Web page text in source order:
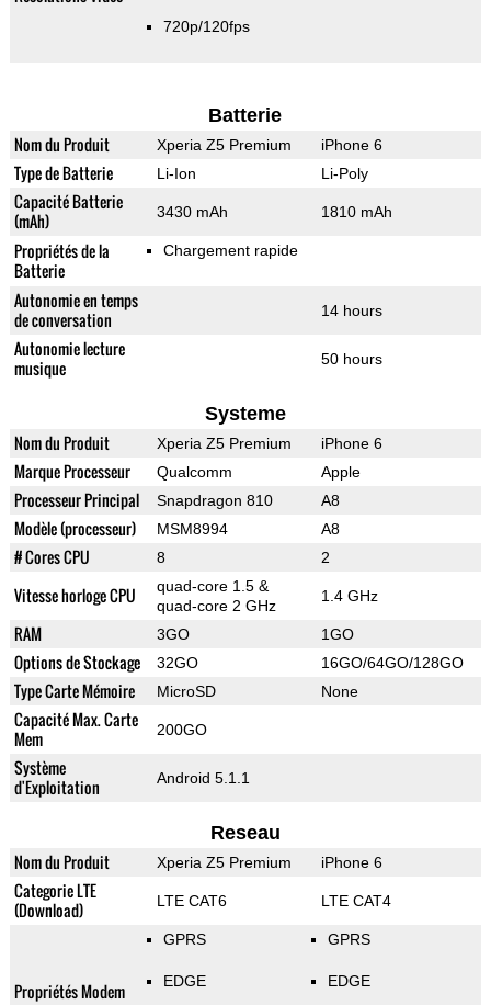
720p/120fps
Batterie
Nom du Produit Xperia Z5 Premium iPhone 6
Type de Batterie Li-Ion Li-Poly
Capacité Batterie
(mAh)
3430 mAh 1810 mAh
Propriétés de la
Batterie
Chargement rapide
Autonomie en temps
de conversation
14 hours
Autonomie lecture
musique
50 hours
Systeme
Nom du Produit Xperia Z5 Premium iPhone 6
Marque Processeur Qualcomm Apple
Processeur Principal Snapdragon 810 A8
Modèle (processeur) MSM8994 A8
# Cores CPU 8 2
Vitesse horloge CPU
quad-core 1.5 &
quad-core 2 GHz
1.4 GHz
RAM 3GO 1GO
Options de Stockage 32GO 16GO/64GO/128GO
Type Carte Mémoire MicroSD None
Capacité Max. Carte
Mem
200GO
Système
d'Exploitation
Android 5.1.1
Reseau
Nom du Produit Xperia Z5 Premium iPhone 6
Categorie LTE
(Download)
LTE CAT6 LTE CAT4
Propriétés Modem
GPRS
EDGE
GPRS
EDGE